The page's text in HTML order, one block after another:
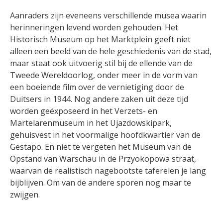
Aanraders zijn eveneens verschillende musea waarin
herinneringen levend worden gehouden. Het
Historisch Museum op het Marktplein geeft niet
alleen een beeld van de hele geschiedenis van de stad,
maar staat ook uitvoerig stil bij de ellende van de
Tweede Wereldoorlog, onder meer in de vorm van
een boeiende film over de vernietiging door de
Duitsers in 1944. Nog andere zaken uit deze tijd
worden geëxposeerd in het Verzets- en
Martelarenmuseum in het Ujazdowskipark,
gehuisvest in het voormalige hoofdkwartier van de
Gestapo. En niet te vergeten het Museum van de
Opstand van Warschau in de Przyokopowa straat,
waarvan de realistisch nagebootste taferelen je lang
bijblijven. Om van de andere sporen nog maar te
zwijgen.